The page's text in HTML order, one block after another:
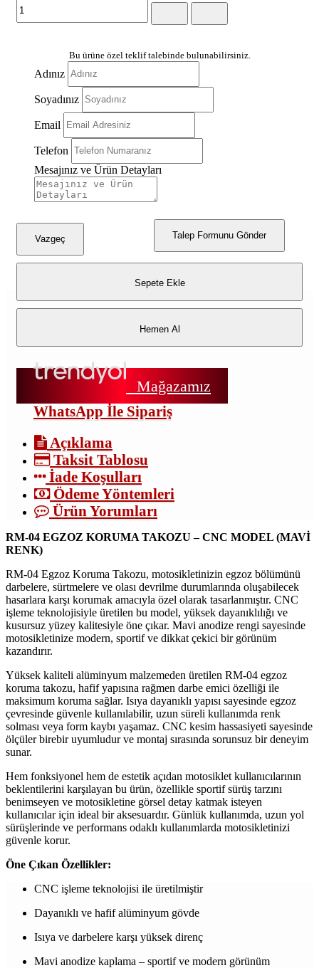
Bu ürüne özel teklif talebinde bulunabilirsiniz.
Adınız
Soyadınız
Email
Telefon
Mesajınız ve Ürün Detayları
Talep Formunu Gönder
Vazgeç
Sepete Ekle
Hemen Al
Mağazamız
WhatsApp İle Sipariş
Açıklama
Taksit Tablosu
İade Koşulları
Ödeme Yöntemleri
Ürün Yorumları
RM-04 EGZOZ KORUMA TAKOZU – CNC MODEL (MAVİ
RENK)
RM-04 Egzoz Koruma Takozu, motosikletinizin egzoz bölümünü
darbelere, sürtmelere ve olası devrilme durumlarında oluşabilecek
hasarlara karşı korumak amacıyla özel olarak tasarlanmıştır. CNC
işleme teknolojisiyle üretilen bu model, yüksek dayanıklılığı ve
kusursuz yüzey kalitesiyle öne çıkar. Mavi anodize rengi sayesinde
motosikletinize modern, sportif ve dikkat çekici bir görünüm
kazandırır.
Yüksek kaliteli alüminyum malzemeden üretilen RM-04 egzoz
koruma takozu, hafif yapısına rağmen darbe emici özelliği ile
maksimum koruma sağlar. Isıya dayanıklı yapısı sayesinde egzoz
çevresinde güvenle kullanılabilir, uzun süreli kullanımda renk
solması veya form kaybı yaşamaz. CNC kesim hassasiyeti sayesinde
ölçüler birebir uyumludur ve montaj sırasında sorunsuz bir deneyim
sunar.
Hem fonksiyonel hem de estetik açıdan motosiklet kullanıcılarının
beklentilerini karşılayan bu ürün, özellikle sportif sürüş tarzını
benimseyen ve motosikletine görsel detay katmak isteyen
kullanıcılar için ideal bir aksesuardır. Günlük kullanımda, uzun yol
sürüşlerinde ve performans odaklı kullanımlarda motosikletinizi
güvenle korur.
Öne Çıkan Özellikler:
CNC işleme teknolojisi ile üretilmiştir
Dayanıklı ve hafif alüminyum gövde
Isıya ve darbelere karşı yüksek direnç
Mavi anodize kaplama – sportif ve modern görünüm